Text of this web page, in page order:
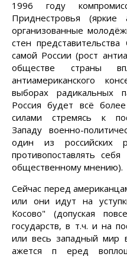
1996 году
Приднестровья (яркие
организованные
стен
самой России (рост
обществе страны
антиамериканского
выборах
Россия будет всё
силами стремясь к
Западу военно-
один из российских
противопоставлять
общественному мнению).
Сейчас перед
или они идут на
Косово" (допуская
государств, в т.ч. и на
или весь западный мир
ажется п еред